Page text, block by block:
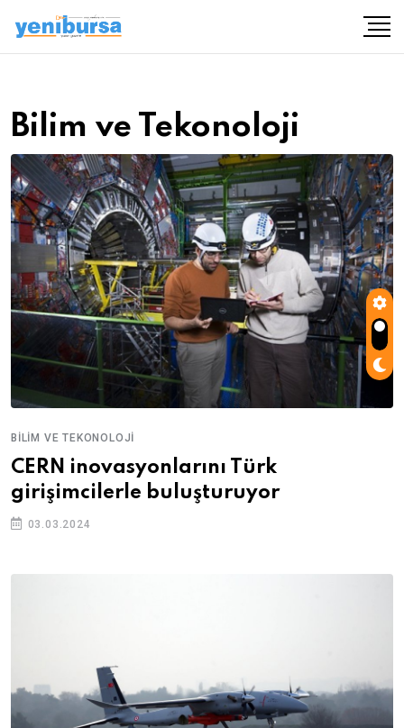
Bilim ve Tekonoloji
BILIM VE TEKONOLOJI
CERN inovasyonlarını Türk
girişimcilerle buluşturuyor
03.03.2024